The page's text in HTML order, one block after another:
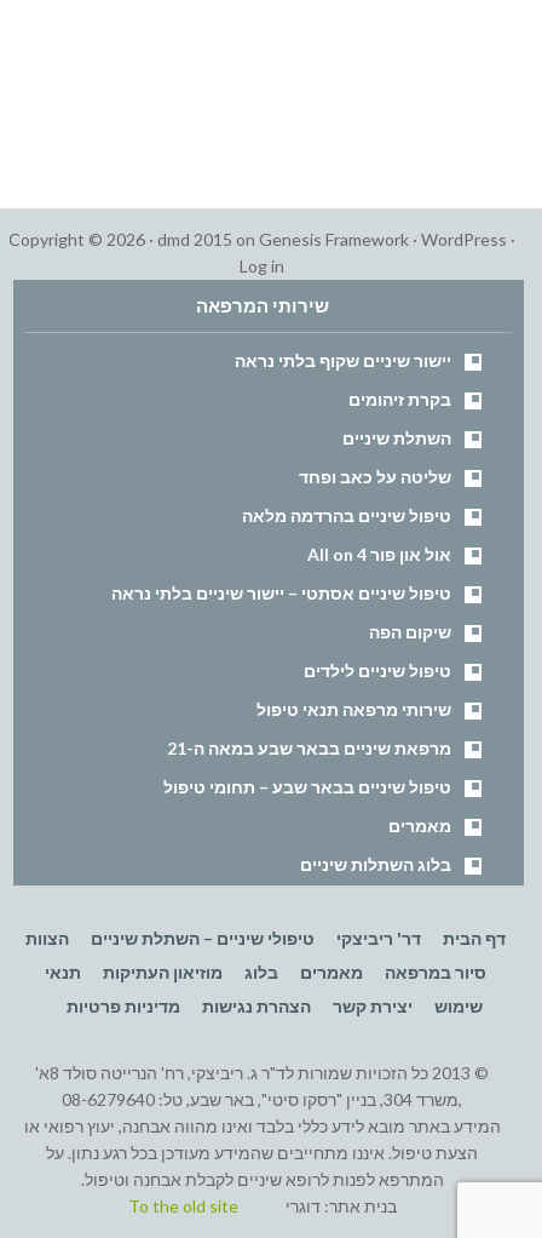
Copyright © 2026 · dmd 2015 on Genesis Framework · WordPress ·
Log in
שירותי המרפאה
יישור שיניים שקוף בלתי נראה
בקרת זיהומים
השתלת שיניים
שליטה על כאב ופחד
טיפול שיניים בהרדמה מלאה
אול און פור All on 4
טיפול שיניים אסתטי – יישור שיניים בלתי נראה
שיקום הפה
טיפול שיניים לילדים
שירותי מרפאה תנאי טיפול
מרפאת שיניים בבאר שבע במאה ה-21
טיפול שיניים בבאר שבע – תחומי טיפול
מאמרים
בלוג השתלות שיניים
דף הבית דר' ריביצקי טיפולי שיניים – השתלת שיניים
הצוות
סיור במרפאה
מאמרים בלוג מוזיאון העתיקות
תנאי
שימוש
יצירת קשר הצהרת נגישות מדיניות פרטיות
© 2013 כל הזכויות שמורות לד"ר ג. ריביצקי, רח' הנרייטה סולד 8א'
,משרד 304, בניין "רסקו סיטי", באר שבע, טל: 08-6279640
המידע באתר מובא לידע כללי בלבד ואינו מהווה אבחנה, יעוץ רפואי או
הצעת טיפול. איננו מתחייבים שהמידע מעודכן בכל רגע נתון. על
המתרפא לפנות לרופא שיניים לקבלת אבחנה וטיפול.
בנית אתר:דוגרי To the old site